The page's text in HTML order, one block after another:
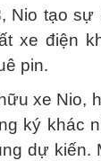
Nio tạo
xe điện
pin.
xe Nio,
ký khác
dự kiến.